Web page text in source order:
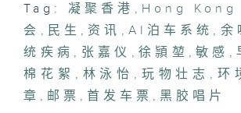
「AI灵活调，泊车无烦扰」
「智惜泊」是一套专为解决泊
的智能系统，运用人工智能因
配置以提升空间使用率。发明
Tag: 凝聚香港 , Hong
会 , 民生 , 资讯 , AI泊车系统 , 余
统疾病 , 张嘉仪 , 徐頴堃 , 敏感 ,
棉花絮 , 林泳怡 , 玩物壮志 , 环
章 , 邮票 ,首发车票 , 黑胶唱片